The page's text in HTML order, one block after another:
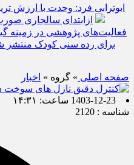
ابوترابی فرد: وحدت با ارزش
ازابتدای سالجاری صورت گرفت؛ روکش ۴۴۷
فعالیت‌های پژوهشی در زمینه
برای رده سنی کودک منتشر
صفحه اصلی » گروه » اخبار
1403-12-23 ساعت: ۱۴:۳۱
شناسه : 2120